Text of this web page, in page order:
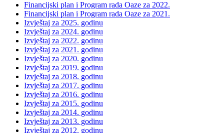
Financijski plan i Program rada Oaze za 2022.
Financijski plan i Program rada Oaze za 2021.
Izvještaj za 2025. godinu
Izvještaj za 2024. godinu
Izvještaj za 2022. godinu
Izvještaj za 2021. godinu
Izvještaj za 2020. godinu
Izvještaj za 2019. godinu
Izvještaj za 2018. godinu
Izvještaj za 2017. godinu
Izvještaj za 2016. godinu
Izvještaj za 2015. godinu
Izvještaj za 2014. godinu
Izvještaj za 2013. godinu
Izvještaj za 2012. godinu